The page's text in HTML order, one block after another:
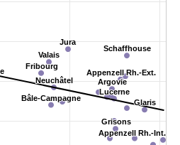
Argovie
Argovie
Appenzell Rh.-Int.
Appenzell Rh.-Int.
Appenzell Rh.-Ext.
Appenzell Rh.-Ext.
Bâle-Campagne
Bâle-Campagne
Fribourg
Fribourg
Glaris
Glaris
Grisons
Grisons
Jura
Jura
Lucerne
Lucerne
Neuchâtel
Neuchâtel
Schaffhouse
Schaffhouse
Valais
Valais